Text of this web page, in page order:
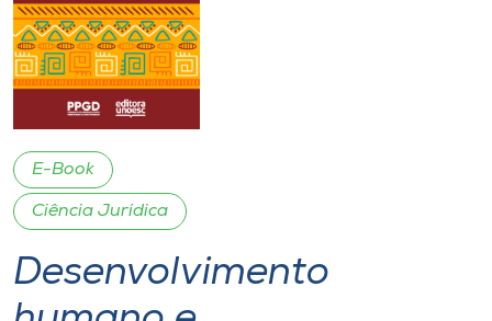
Internacionalização
I.nova
Cultura
CPA
E-Book
Ciência Jurídica
Desenvolvimento